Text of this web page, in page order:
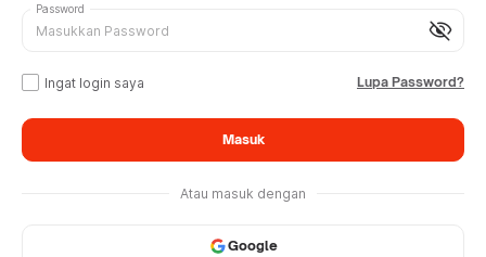
visibility_off
Password
Ingat login saya Lupa Password?
Masuk
Atau masuk dengan
Google